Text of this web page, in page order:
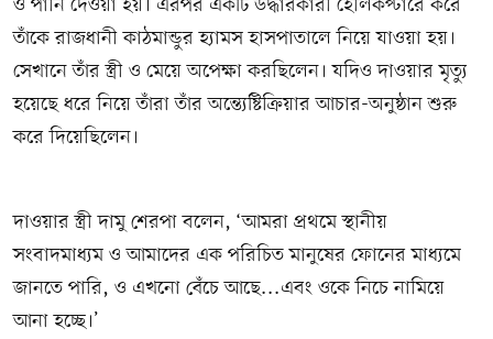
ও পানি দেওয়া হয়। এরপর একটি উদ্ধারকারী হেলিকপ্টারে করে
তাঁকে রাজধানী কাঠমান্ডুর হ্যামস হাসপাতালে নিয়ে যাওয়া হয়।
সেখানে তাঁর স্ত্রী ও মেয়ে অপেক্ষা করছিলেন। যদিও দাওয়ার মৃত্যু
হয়েছে ধরে নিয়ে তাঁরা তাঁর অন্ত্যেষ্টিক্রিয়ার আচার-অনুষ্ঠান শুরু
করে দিয়েছিলেন।
দাওয়ার স্ত্রী দামু শেরপা বলেন, ‘আমরা প্রথমে স্থানীয়
সংবাদমাধ্যম ও আমাদের এক পরিচিত মানুষের ফোনের মাধ্যমে
জানতে পারি, ও এখনো বেঁচে আছে...এবং ওকে নিচে নামিয়ে
আনা হচ্ছে।’